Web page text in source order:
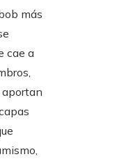
más
cae a